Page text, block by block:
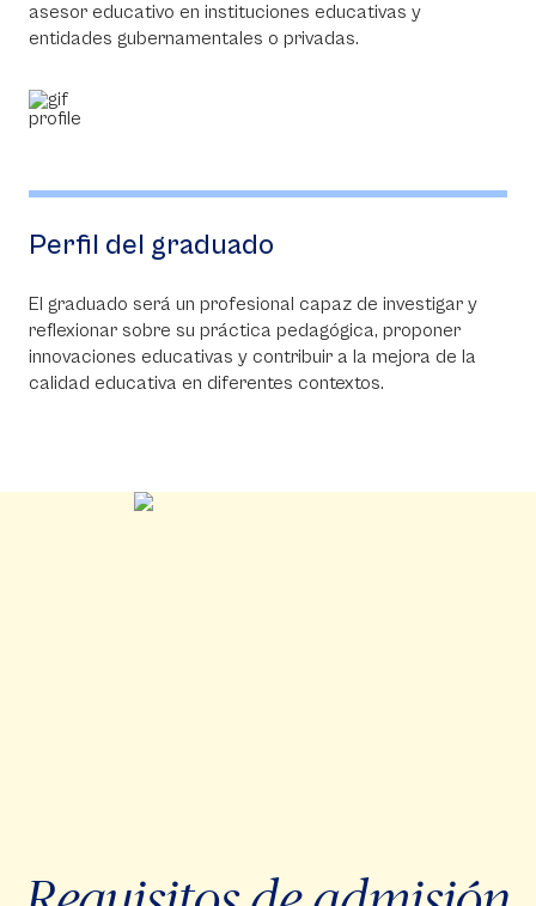
asesor educativo en instituciones educativas y
entidades gubernamentales o privadas.
Perfil del graduado
El graduado será un profesional capaz de investigar y
reflexionar sobre su práctica pedagógica, proponer
innovaciones educativas y contribuir a la mejora de la
calidad educativa en diferentes contextos.